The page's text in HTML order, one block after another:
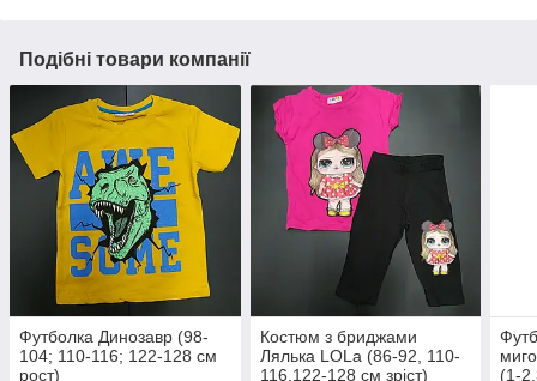
Подібні товари компанії
Футболка Динозавр (98-
104; 110-116; 122-128 см
рост)
Костюм з бриджами
Лялька LOLa (86-92, 110-
116,122-128 см зріст)
(1-